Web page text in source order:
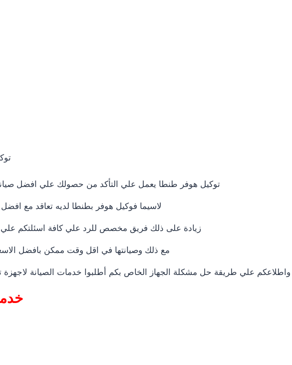
توكيل هوفر طنطا يعمل علي التأكد من حصولك علي افضل
لاسيما فوكيل هوفر بطنطا لديه تعاقد مع
زيادة على ذلك فريق مخصص للرد علي كافة اسئلتكم علي مدار 24 ساعة في حالة طلب مساعدتنا من ناحية أخرى نعمل علي
مع ذلك وصيانتها في اقل وقت ممكن بافضل
واطلاعكم علي طريقة حل مشكلة الجهاز الخاص بكم أطلبوا خدمات الصيانة